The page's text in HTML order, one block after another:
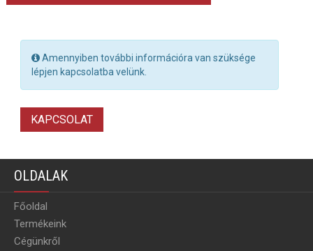
Amennyiben további információra van szüksége
lépjen kapcsolatba velünk.
KAPCSOLAT
OLDALAK
Főoldal
Termékeink
Cégünkről